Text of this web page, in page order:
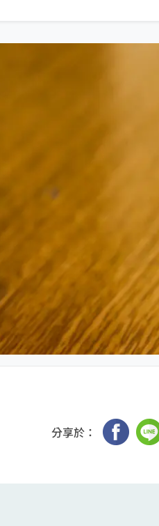
分享於：